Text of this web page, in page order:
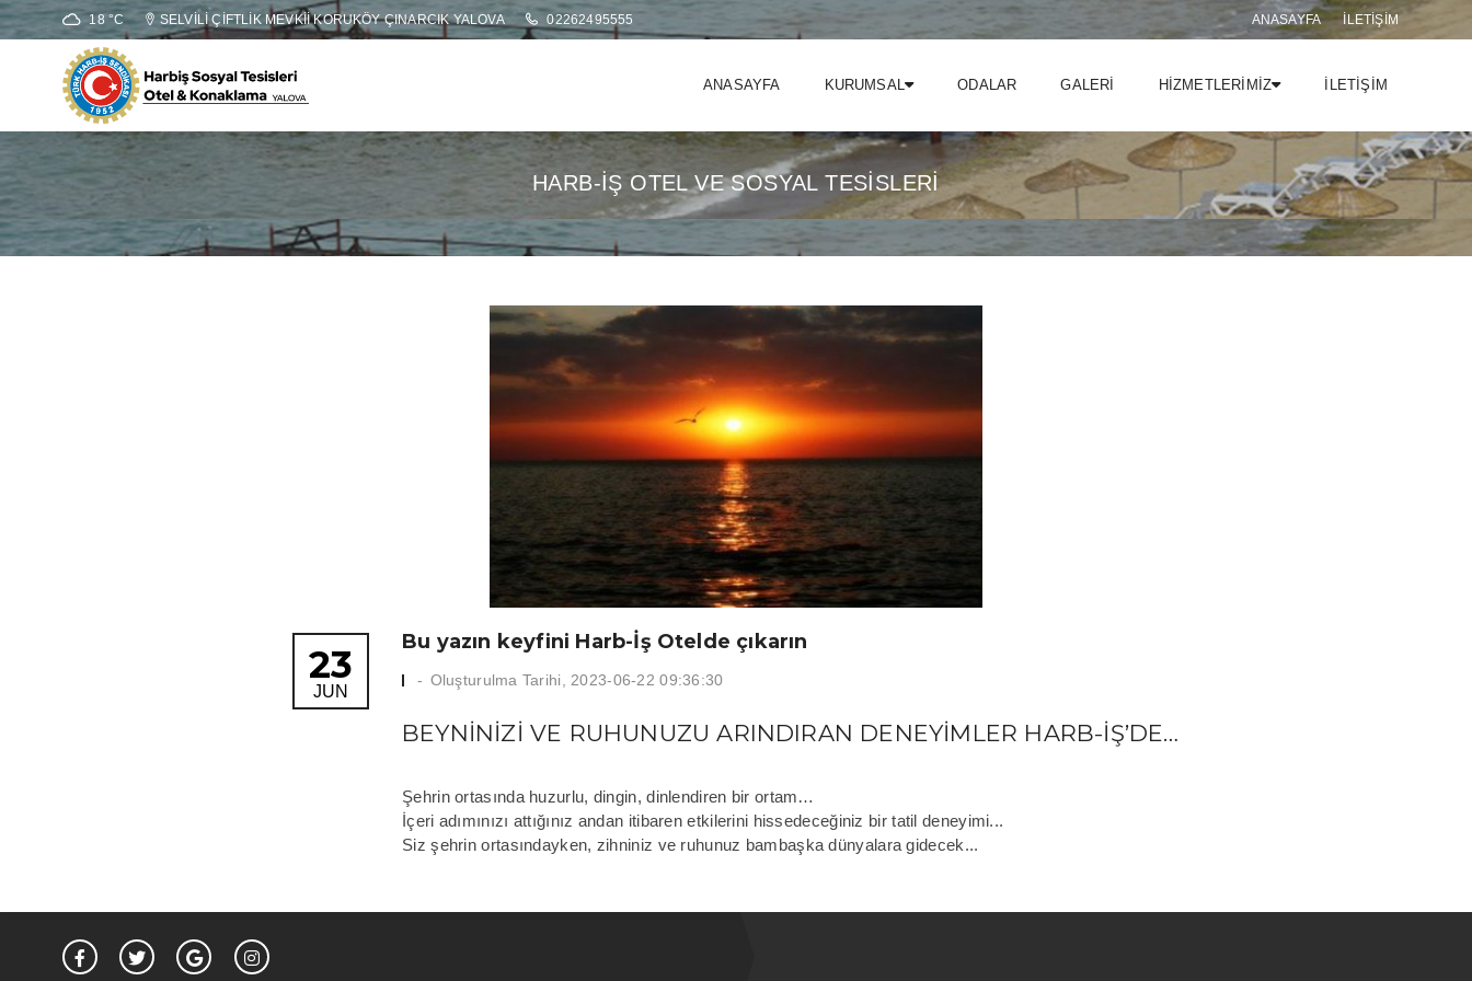
18 °C SELVİLİ ÇİFTLİK MEVKİİ KORUKÖY ÇINARCIK YALOVA 02262495555 ANASAYFA İLETIŞIM
ANASAYFA KURUMSAL ODALAR GALERİ HİZMETLERİMİZ İLETİŞİM
HARB-İŞ OTEL VE SOSYAL TESİSLERİ
Blog detail
23
JUN
Bu yazın keyfini Harb-İş Otelde çıkarın
Oluşturulma Tarihi,2023-06-22 09:36:30
BEYNINIZI VE RUHUNUZU ARINDIRAN DENEYIMLER HARB-İŞ’DE…
Şehrin ortasında huzurlu, dingin, dinlendiren bir ortam…
İçeri adımınızı attığınız andan itibaren etkilerini hissedeceğiniz bir tatil deneyimi...
Siz şehrin ortasındayken, zihniniz ve ruhunuz bambaşka dünyalara gidecek...